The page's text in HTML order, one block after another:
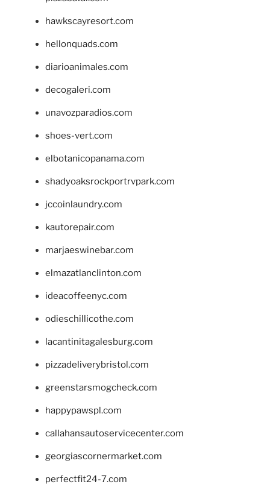
hawkscayresort.com
hellonquads.com
diarioanimales.com
decogaleri.com
unavozparadios.com
shoes-vert.com
elbotanicopanama.com
shadyoaksrockportrvpark.com
jccoinlaundry.com
kautorepair.com
marjaeswinebar.com
elmazatlanclinton.com
ideacoffeenyc.com
odieschillicothe.com
lacantinitagalesburg.com
pizzadeliverybristol.com
greenstarsmogcheck.com
happypawspl.com
callahansautoservicecenter.com
georgiascornermarket.com
perfectfit24-7.com